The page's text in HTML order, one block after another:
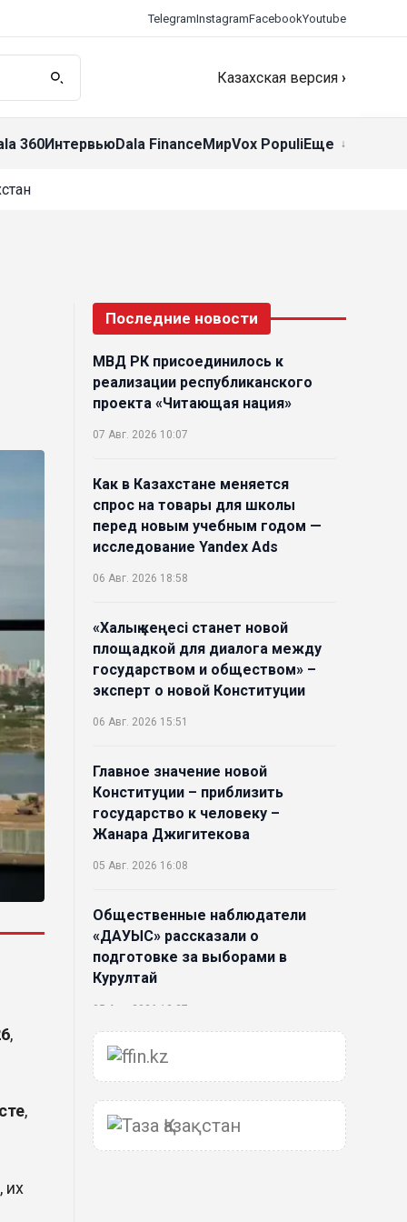
TelegramInstagramFacebookYoutube
Казахская версия ›
360ИнтервьюDala FinanceМирVox PopuliЕще
,
,
их
Последние новости
МВД РК присоединилось к
реализации республиканского
проекта «Читающая нация»
07 Авг. 2026 10:07
Как в Казахстане меняется
спрос на товары для школы
перед новым учебным годом —
исследование Yandex Ads
06 Авг. 2026 18:58
«Халық кеңесі станет новой
площадкой для диалога между
государством и обществом» –
эксперт о новой Конституции
06 Авг. 2026 15:51
Главное значение новой
Конституции – приблизить
государство к человеку –
Жанара Джигитекова
05 Авг. 2026 16:08
Общественные наблюдатели
«ДАУЫС» рассказали о
подготовке за выборами в
Курултай
05 Авг. 2026 12:27
Новая глава для Xiaomi EV:
Xiaomi представила техническую
архитектуру Xiaomi Kunlun и
серию Xiaomi SkyNomad
04 Авг. 2026 18:35